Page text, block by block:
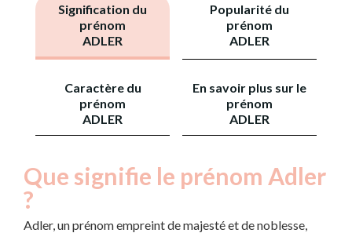
Signification du
prénom
ADLER
Popularité du
prénom
ADLER
Caractère du
prénom
ADLER
En savoir plus sur le
prénom
ADLER
Que signifie le prénom Adler
?
Adler, un prénom empreint de majesté et de noblesse,